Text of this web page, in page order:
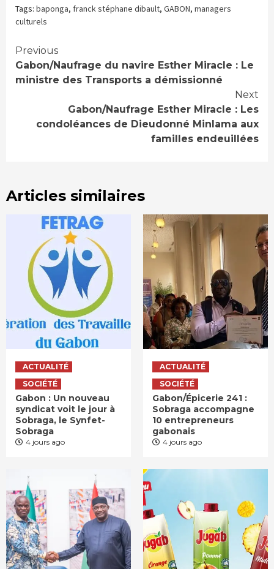
dans
une
nouvelle
dans
une
(ouvre
dans
Tags: baponga, franck stéphane dibault, GABON, managers
culturels
Continue
Reading
Previous
Gabon/Naufrage du navire Esther Miracle : Le
ministre des Transports a démissionné
Next
Gabon/Naufrage Esther Miracle : Les
condoléances de Dieudonné Minlama aux
familles endeuillées
Articles similaires
ACTUALITÉ
SOCIÉTÉ
Gabon : Un nouveau
syndicat voit le jour à
Sobraga, le Synfet-
Sobraga
4 jours ago
ACTUALITÉ
SOCIÉTÉ
Gabon/Épicerie 241 :
Sobraga accompagne
10 entrepreneurs
gabonais
4 jours ago